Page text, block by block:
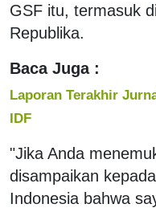
GSF itu, termasuk
Republika.
Baca Juga :
Laporan Terakhir
IDF
"Jika Anda
disampaikan
Indonesia bahwa